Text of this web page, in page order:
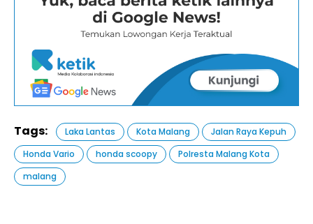
Tags: Laka Lantas Kota Malang
Jalan Raya Kepuh
Honda Vario
honda scoopy
Polresta Malang Kota
malang